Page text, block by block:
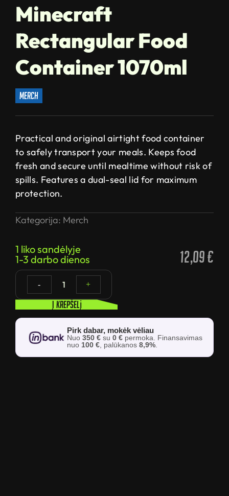
Minecraft
Rectangular Food
Container 1070ml
merch
Practical and original airtight food container
to safely transport your meals. Keeps food
fresh and secure until mealtime without risk of
spills. Features a dual-seal lid for maximum
protection.
Kategorija: Merch
1 liko sandėlyje
1-3 darbo dienos
12,09€
- 1 +
Į krepšelį
Pirk dabar, mokėk vėliau
Nuo350 € su0 € permoka. Finansavimas
nuo 100 €, palūkanos8,9%.